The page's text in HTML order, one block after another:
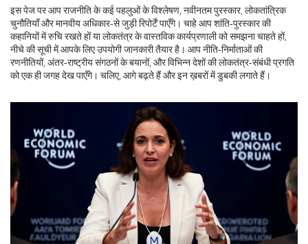
इस पेज पर आप राजनीति के कई पहलुओं के विश्लेषण, नवीनतम पुरस्कार, लोकतांत्रिक
चुनौतियाँ और मानवीय अधिकार‑से जुड़ी रिपोर्टें पाएँगे। चाहे आप शांति‑पुरस्कार की
कहानियों में रुचि रखते हों या लोकतंत्र के वास्तविक कार्यप्रणाली को समझना चाहते हों,
नीचे की सूची में आपके लिए उपयोगी जानकारी तैयार है। आप नीति‑निर्माताओं की
रणनीतियों, अंतर‑राष्ट्रीय संगठनों के बयानों, और विभिन्न देशों की लोकतंत्र‑संबंधी प्रगति
को एक ही जगह देख पाएँगे। चलिए, आगे बढ़ते हैं और इन ख़बरों में डुबकी लगाते हैं।